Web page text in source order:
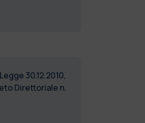
30.12.2010,
Direttoriale n.